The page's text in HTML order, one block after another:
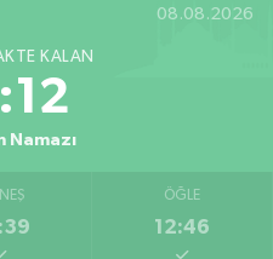
08.08.2026
KALAN
Namazı
ÖĞLE
12:46